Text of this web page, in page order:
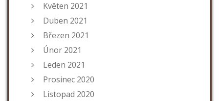
Květen 2021
Duben 2021
Březen 2021
Únor 2021
Leden 2021
Prosinec 2020
Listopad 2020